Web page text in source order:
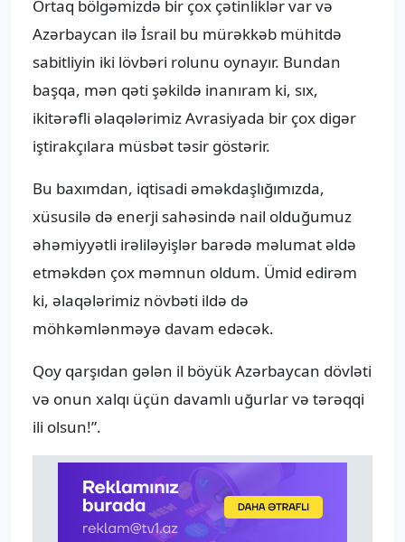
Ortaq bölgəmizdə bir çox çətinliklər var və
Azərbaycan ilə İsrail bu mürəkkəb mühitdə
sabitliyin iki lövbəri rolunu oynayır. Bundan
başqa, mən qəti şəkildə inanıram ki, sıx,
ikitərəfli əlaqələrimiz Avrasiyada bir çox digər
iştirakçılara müsbət təsir göstərir.
Bu baxımdan, iqtisadi əməkdaşlığımızda,
xüsusilə də enerji sahəsində nail olduğumuz
əhəmiyyətli irəliləyişlər barədə məlumat əldə
etməkdən çox məmnun oldum. Ümid edirəm
ki, əlaqələrimiz növbəti ildə də
möhkəmlənməyə davam edəcək.
Qoy qarşıdan gələn il böyük Azərbaycan dövləti
və onun xalqı üçün davamlı uğurlar və tərəqqi
ili olsun!”.